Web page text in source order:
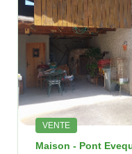
VENTE